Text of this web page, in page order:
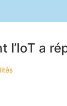
l’IoT a